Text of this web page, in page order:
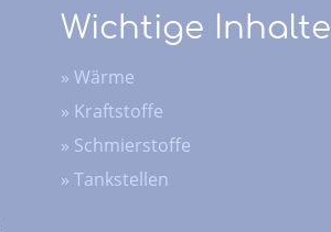
Wichtige Inhalte
»Wärme
» Kraftstoffe
» Schmierstoffe
»Tankstellen